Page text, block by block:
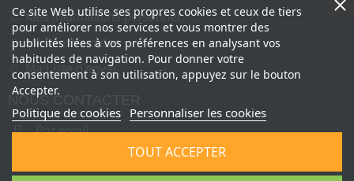
Mes informations personnel
Mes commandes
Ma Liste d'envie
NOUS CONTACTER
Par email
Ce site Web utilise ses propres cookies et ceux de tiers
pour améliorer nos services et vous montrer des
publicités liées à vos préférences en analysant vos
habitudes de navigation. Pour donner votre
consentement à son utilisation, appuyez sur le bouton
Accepter.
Politique de cookies Personnaliser les cookies
TOUT ACCEPTER